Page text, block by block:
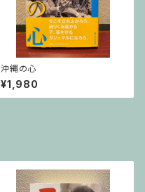
沖縄の心
¥1,980